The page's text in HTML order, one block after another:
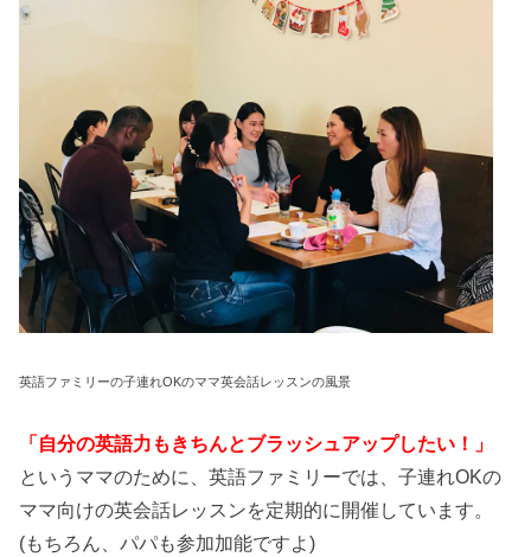
英語ファミリーの子連れOKのママ英会話レッスンの風景
「自分の英語力もきちんとブラッシュアップしたい！」
というママのために、英語ファミリーでは、子連れOKの
ママ向けの英会話レッスンを定期的に開催しています。
(もちろん、パパも参加加能ですよ)